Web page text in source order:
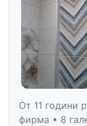
От 11 години
фирма • 8